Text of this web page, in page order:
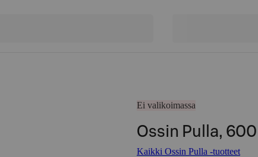
Ei valikoimassa
Ossin Pulla,
Kaikki Ossin Pulla -tuotteet